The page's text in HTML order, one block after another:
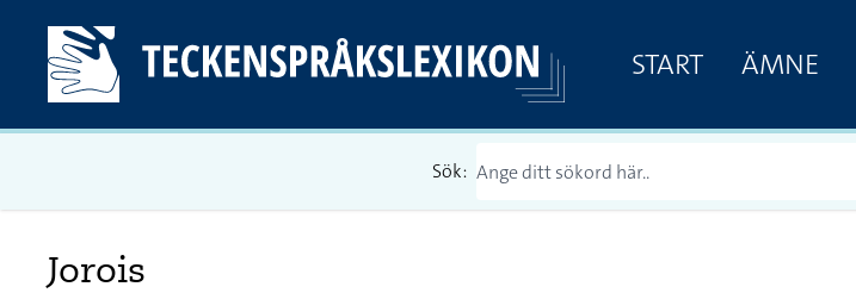
START ÄMNE
Sök:
Jorois